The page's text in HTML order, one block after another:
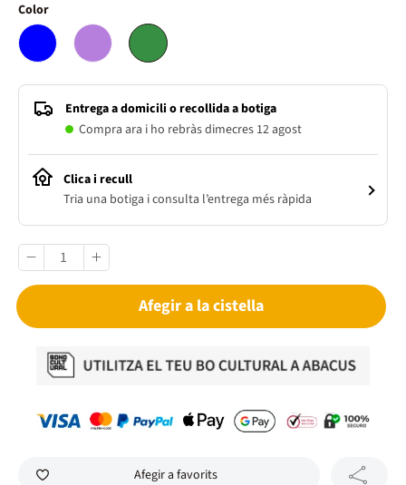
Color
Entrega a domicili o recollida a botiga
Compra ara i ho rebràs dimecres 12 agost
Clica i recull
Tria una botiga i consulta l’entrega més ràpida
Afegir a la cistella
Afegir a favorits